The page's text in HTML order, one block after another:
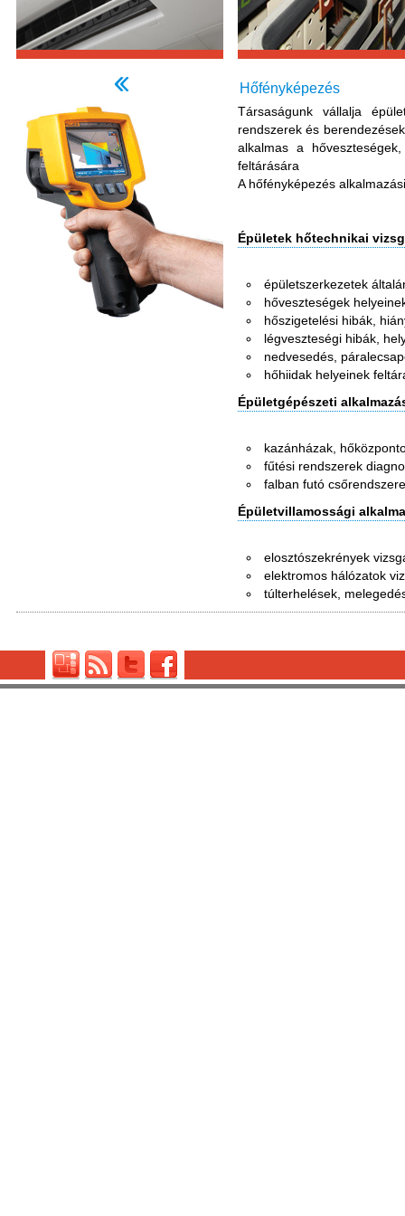
Hőfényképezés
Társaságunk vállalja
rendszerek és
alkalmas a
feltárására
A hőfényképezés
Épületek hőtechnikai
épületszerkezetek
hőveszteségek
hőszigetelési hibák,
légveszteségi hibák,
nedvesedés,
hőhiidak helyeinek
Épületgépészeti
kazánházak,
fűtési rendszerek
falban futó
Épületvillamossági
elosztószekrények
elektromos hálózatok
túlterhelések,